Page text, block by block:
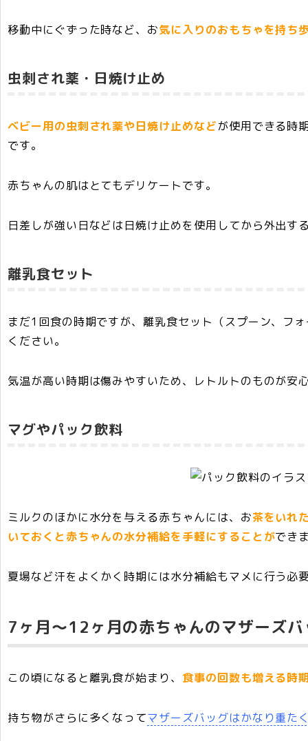
移動中にぐずった時など、お気に入りのおもちゃを持ち
虫刺され薬・日焼け止め
ベビー用の虫刺され薬や日焼け止めなどが使用できる時
です。
赤ちゃんの肌はとてもデリケートです。
日差しが強い日などは日焼け止めを使用してから外出す
離乳食セット
まだ1回食の時期ですが、離乳食セット（スプーン、フ
ください。
気温が高い時期は傷みやすいため、レトルトのものが安
マグやパック飲料
ミルクのほかに水分を与える赤ちゃんには、お茶をいれ
いておくと赤ちゃんの水分補給を手軽にすることができ
夏場など汗をよくかく時期には水分補給もマメに行う必
7ヶ月～12ヶ月の赤ちゃんのマザーズ
この頃になると離乳食が始まり、 食事の回数も増える時
持ち物がさらに多くなってマザーズバッグはかなり重た